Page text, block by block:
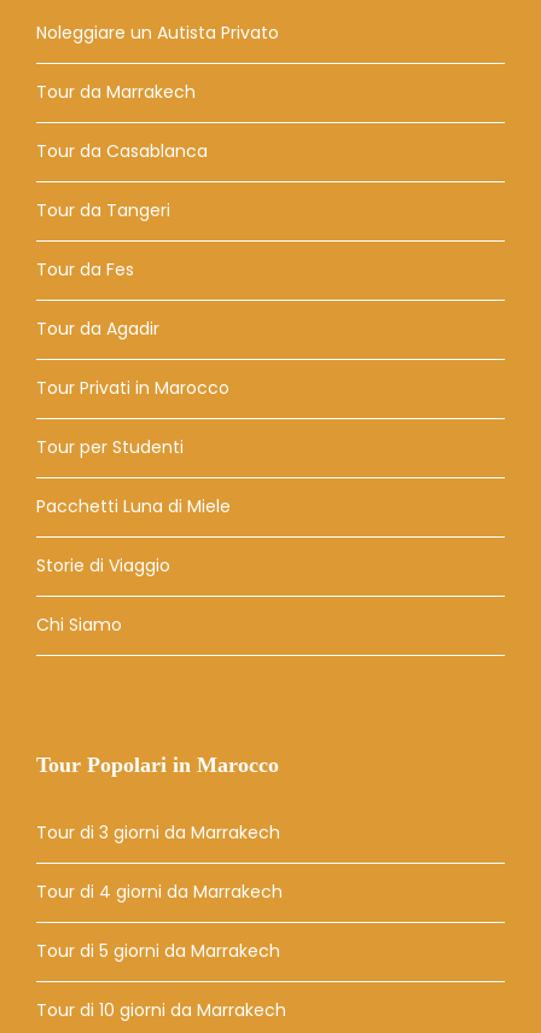
Noleggiare un Autista Privato
Tour da Marrakech
Tour da Casablanca
Tour da Tangeri
Tour da Fes
Tour da Agadir
Tour Privati ​​in Marocco
Tour per Studenti
Pacchetti Luna di Miele
Storie di Viaggio
Chi Siamo
Tour Popolari in Marocco
Tour di 3 giorni da Marrakech
Tour di 4 giorni da Marrakech
Tour di 5 giorni da Marrakech
Tour di 10 giorni da Marrakech